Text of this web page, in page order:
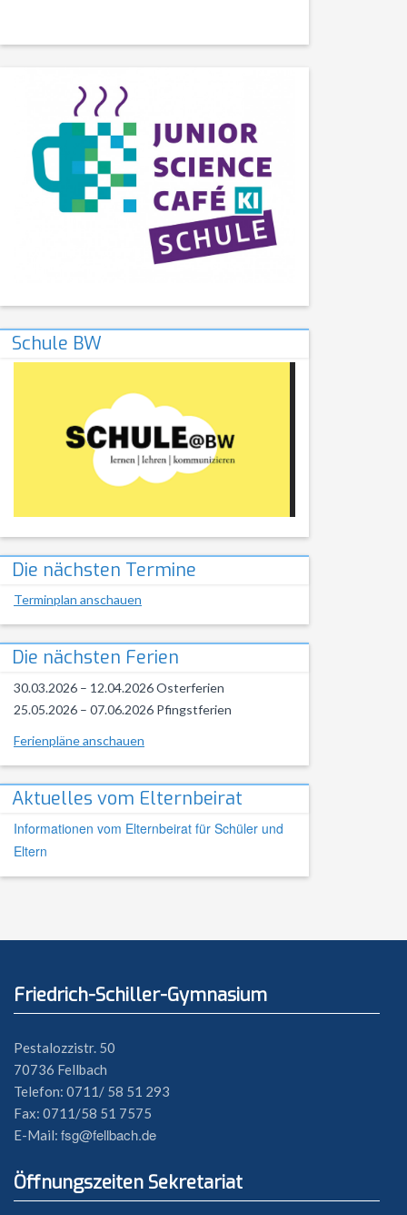
Schule BW
Die nächsten Termine
Terminplan anschauen
Die nächsten Ferien
30.03.2026 – 12.04.2026 Osterferien
25.05.2026 – 07.06.2026 Pfingstferien
Ferienpläne anschauen
Aktuelles vom Elternbeirat
Informationen vom Elternbeirat für Schüler und
Eltern
Friedrich-Schiller-Gymnasium
Pestalozzistr. 50
70736 Fellbach
Telefon: 0711/ 58 51 293
Fax: 0711/58 51 7575
E-Mail: fsg@fellbach.de
Öffnungszeiten Sekretariat